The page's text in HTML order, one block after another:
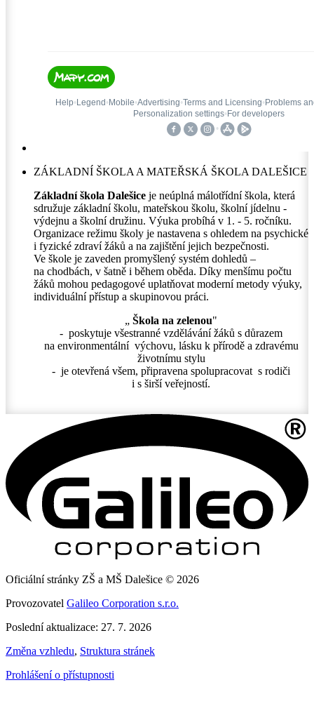
ZÁKLADNÍ ŠKOLA A MATEŘSKÁ ŠKOLA DALEŠICE
Základní škola Dalešice je neúplná málotřídní škola, která
sdružuje základní školu, mateřskou školu, školní jídelnu -
výdejnu a školní družinu. Výuka probíhá v 1. - 5. ročníku.
Organizace režimu školy je nastavena s ohledem na psychické
i fyzické zdraví žáků a na zajištění jejich bezpečnosti.
Ve škole je zaveden promyšlený systém dohledů –
na chodbách, v šatně i během oběda. Díky menšímu počtu
žáků mohou pedagogové uplatňovat moderní metody výuky,
individuální přístup a skupinovou práci.
„ Škola na zelenou"
- poskytuje všestranné vzdělávání žáků s důrazem
na environmentální výchovu, lásku k přírodě a zdravému
životnímu stylu
- je otevřená všem, připravena spolupracovat s rodiči
i s širší veřejností.
Oficiální stránky ZŠ a MŠ Dalešice © 2026
Provozovatel Galileo Corporation s.r.o.
Poslední aktualizace: 27. 7. 2026
Změna vzhledu, Struktura stránek
Prohlášení o přístupnosti